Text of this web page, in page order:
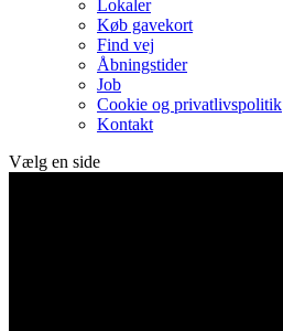
Lokaler
Køb gavekort
Find vej
Åbningstider
Job
Cookie og privatlivspolitik
Kontakt
Vælg en side